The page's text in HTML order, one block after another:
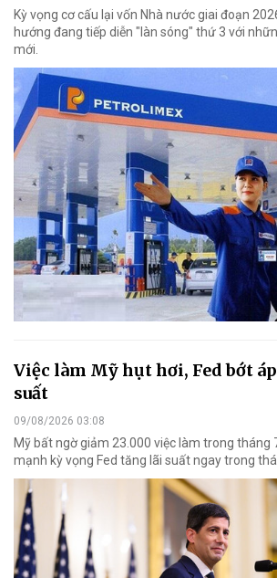
Kỳ vọng cơ cấu lại vốn Nhà nước giai đoạn
hướng đang tiếp diễn "làn sóng" thứ 3 với
mới.
Việc làm Mỹ hụt hơi, Fed bớt
suất
09/08/2026 03:08
Mỹ bất ngờ giảm 23.000 việc làm trong tháng
mạnh kỳ vọng Fed tăng lãi suất ngay trong